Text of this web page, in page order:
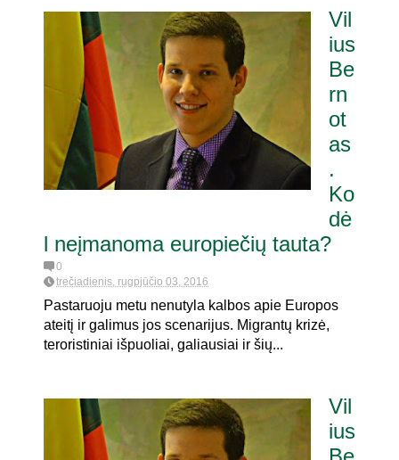
Vil
ius
Be
rn
ot
as
.
Ko
dė
l neįmanoma europiečių tauta?
0
trečiadienis, rugpjūčio 03, 2016
Pastaruoju metu nenutyla kalbos apie Europos
ateitį ir galimus jos scenarijus. Migrantų krizė,
teroristiniai išpuoliai, galiausiai ir šių...
Vil
ius